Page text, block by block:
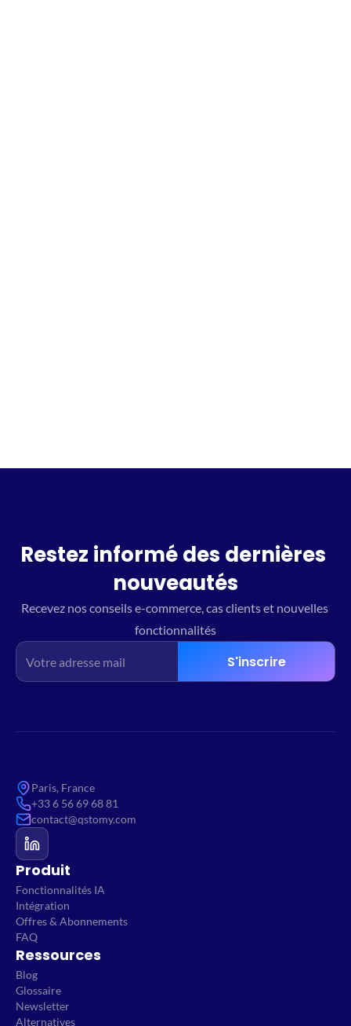
Restez informé des dernières
nouveautés
Recevez nos conseils e-commerce, cas clients et nouvelles
fonctionnalités
S'inscrire
Paris, France
+33 6 56 69 68 81
contact@qstomy.com
Produit
Fonctionnalités IA
Intégration
Offres & Abonnements
FAQ
Ressources
Blog
Glossaire
Newsletter
Alternatives